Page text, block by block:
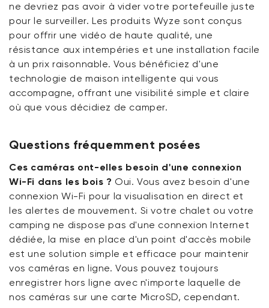
ne devriez pas avoir à vider votre portefeuille juste
pour le surveiller. Les produits Wyze sont conçus
pour offrir une vidéo de haute qualité, une
résistance aux intempéries et une installation facile
à un prix raisonnable. Vous bénéficiez d'une
technologie de maison intelligente qui vous
accompagne, offrant une visibilité simple et claire
où que vous décidiez de camper.
Questions fréquemment posées
Ces caméras ont-elles besoin d'une connexion
Wi-Fi dans les bois ? Oui. Vous avez besoin d'une
connexion Wi-Fi pour la visualisation en direct et
les alertes de mouvement. Si votre chalet ou votre
camping ne dispose pas d'une connexion Internet
dédiée, la mise en place d'un point d'accès mobile
est une solution simple et efficace pour maintenir
vos caméras en ligne. Vous pouvez toujours
enregistrer hors ligne avec n'importe laquelle de
nos caméras sur une carte MicroSD, cependant.